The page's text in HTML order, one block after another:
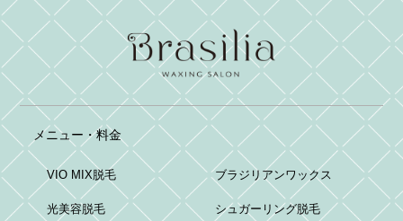
メニュー・料金
VIO MIX脱毛 ブラジリアンワックス
光美容脱毛 シュガーリング脱毛